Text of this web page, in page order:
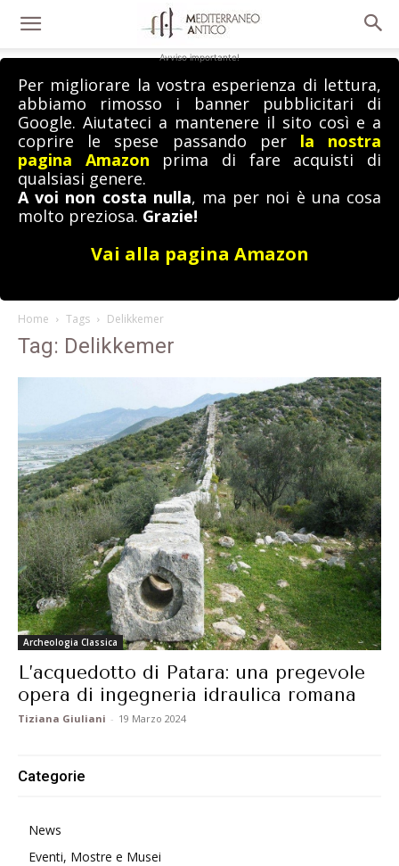
Avviso importante!
Per migliorare la vostra esperienza di lettura,
abbiamo rimosso i banner pubblicitari di
Google. Aiutateci a mantenere il sito così e a
coprire le spese passando per la nostra
pagina Amazon prima di fare acquisti di
qualsiasi genere.
A voi non costa nulla, ma per noi è una cosa
molto preziosa. Grazie!
Vai alla pagina Amazon
Home Tags Delikkemer
Tag: Delikkemer
Archeologia Classica
L’acquedotto di Patara: una pregevole
opera di ingegneria idraulica romana
Tiziana Giuliani - 19 Marzo 2024
Categorie
News
Eventi, Mostre e Musei